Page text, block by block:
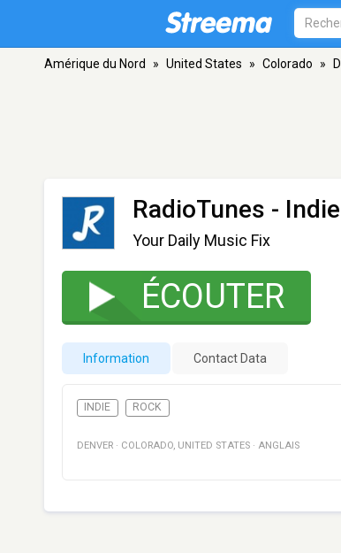
Amérique du Nord » United States » Colorado »
RadioTunes -
Your Daily Music Fix
ÉCOUTER
Information Contact Data
INDIE ROCK
DENVER · COLORADO, UNITED STATES · ANGLAIS